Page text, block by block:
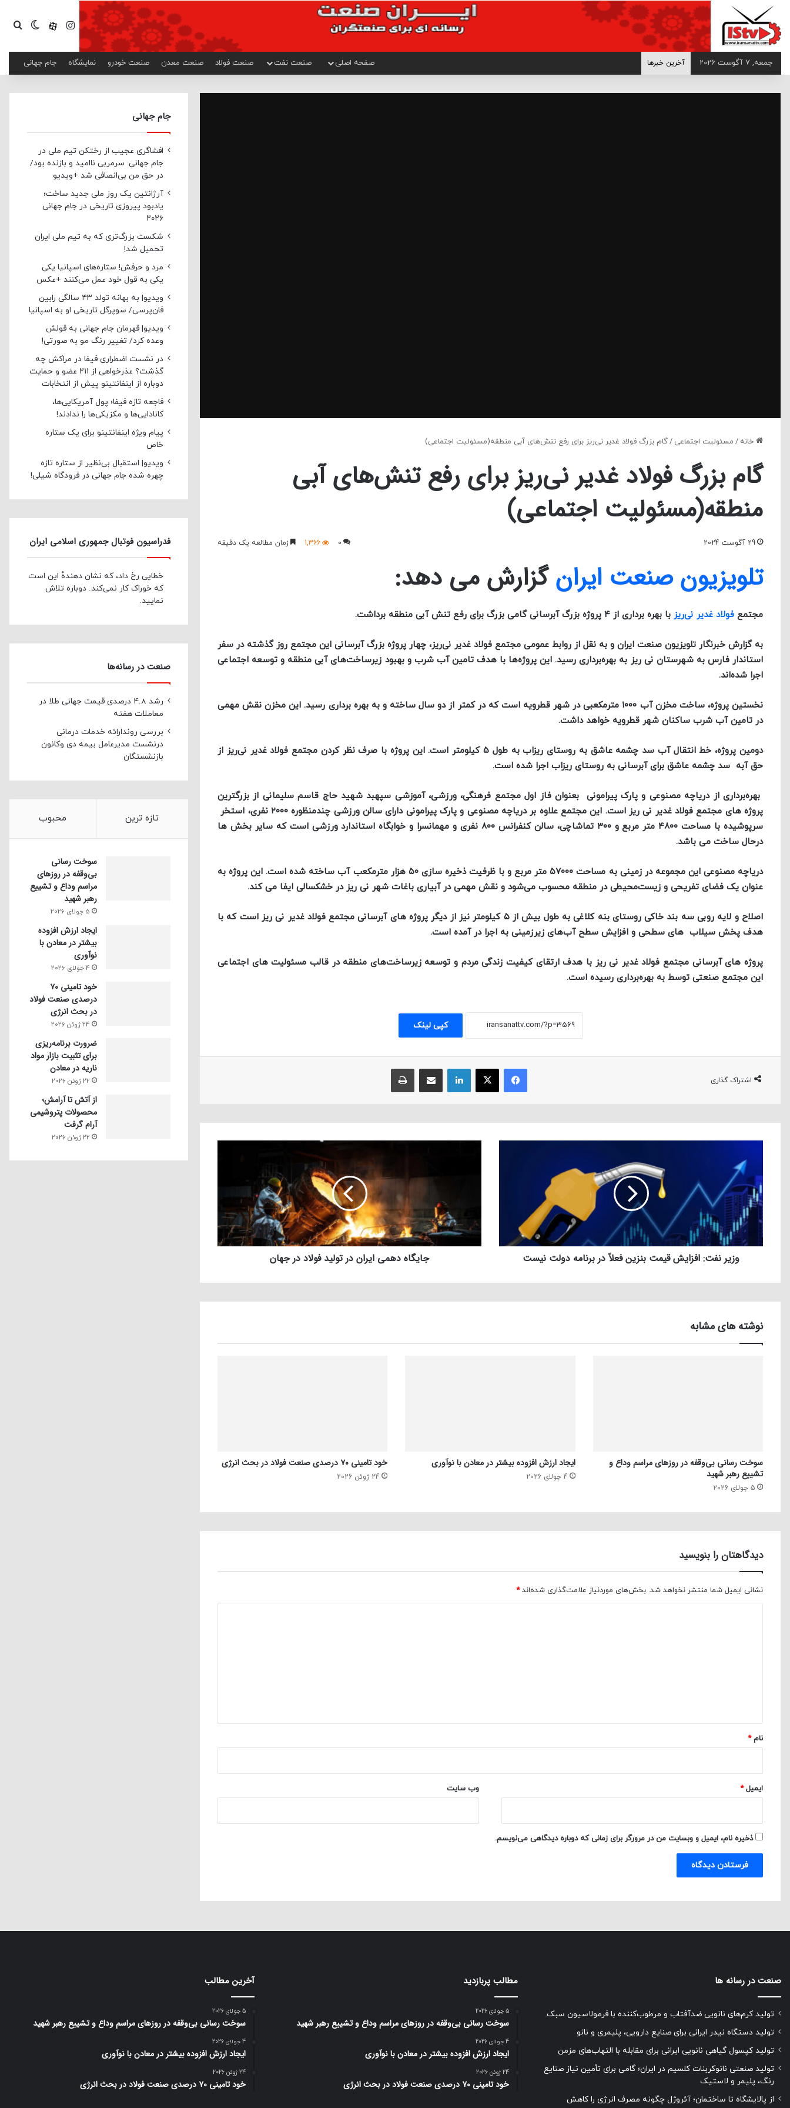
> اینستاگرامآپاراتتغییر
جمعه, 7 آگوست 2026 آخرین خبرها صفحه اصلی صنعت نفت صنعت فولاد صنعت معدن صنعت خودرو نمایشگاه جام جهانی
خانه / مسئولیت اجتماعی /گام بزرگ فولاد غدیر نی‌ریز برای رفع تنش‌های آبی منطقه(مسئولیت اجتماعی)
گام بزرگ فولاد غدیر نی‌ریز برای رفع تنش‌های آبی
منطقه(مسئولیت اجتماعی)
29 آگوست 2024 0
1,366 زمان مطالعه یک دقیقه
تلویزیون صنعت ایرانگزارش می دهد:
مجتمع فولاد غدیر نی‌ریز با بهره برداری از ۴ پروژه بزرگ آبرسانی گامی بزرگ برای رفع تنش آبی منطقه برداشت.
به گزارش خبرنگار تلویزیون صنعت ایران و به نقل از روابط عمومی مجتمع فولاد غدیر نی‌ریز، چهار پروژه بزرگ آبرسانی این مجتمع روز گذشته در سفر
استاندار فارس به شهرستان نی ریز به بهره‌برداری رسید. این پروژه‌ها با هدف تامین آب شرب و بهبود زیرساخت‌های آبی منطقه و توسعه اجتماعی
اجرا شده‌اند.
نخستین پروژه، ساخت مخزن آب ۱۰۰۰ مترمکعبی در شهر قطرویه است که در کمتر از دو سال ساخته و به بهره برداری رسید. این مخزن نقش مهمی
در تامین آب شرب ساکنان شهر قطرویه خواهد داشت.
دومین پروژه، خط انتقال آب سد چشمه عاشق به روستای ریزاب به طول ۵ کیلومتر است. این پروژه با صرف نظر کردن مجتمع فولاد غدیر نی‌ریز از
حق آبه سد چشمه عاشق برای آبرسانی به روستای ریزاب اجرا شده است.
بهره‌برداری از دریاچه مصنوعی و پارک پیرامونی بعنوان فاز اول مجتمع فرهنگی، ورزشی، آموزشی سپهبد شهید حاج قاسم سلیمانی از بزرگترین
پروژه های مجتمع فولاد غدیر نی ریز است. این مجتمع علاوه بر دریاچه مصنوعی و پارک پیرامونی دارای سالن ورزشی چندمنظوره ۲۰۰۰ نفری، استخر
سرپوشیده با مساحت ۴۸۰۰ متر مربع و ۳۰۰ تماشاچی، سالن کنفرانس ۸۰۰ نفری و مهمانسرا و خوابگاه استاندارد ورزشی است که سایر بخش ها
درحال ساخت می باشد‌.
دریاچه مصنوعی این مجموعه در زمینی به مساحت ۵۷۰۰۰ متر مربع و با ظرفیت ذخیره سازی ۵۰ هزار مترمکعب آب ساخته شده است. این پروژه به
عنوان یک فضای تفریحی و زیست‌محیطی در منطقه محسوب می‌شود و نقش مهمی در آبیاری باغات شهر نی ریز در خشکسالی ایفا می کند.
اصلاح و لایه روبی سه بند خاکی روستای بنه کلاغی به طول بیش از ۵ کیلومتر نیز از دیگر پروژه های آبرسانی مجتمع فولاد غدیر نی ریز است که با
هدف پخش سیلاب های سطحی و افزایش سطح آب‌های زیرزمینی به اجرا در آمده است.
پروژه های آبرسانی مجتمع فولاد غدیر نی ریز با هدف ارتقای کیفیت زندگی مردم و توسعه زیرساخت‌های منطقه در قالب مسئولیت های اجتماعی
این مجتمع صنعتی توسط به بهره‌برداری رسیده است.
کپی لینک
اشتراک گذاری
فیسبوک ایکس لینکداین
وزیر نفت: افزایش قیمت بنزین فعلاً در برنامه دولت نیست جایگاه دهمی ایران در تولید فولاد در جهان
نوشته های مشابه
سوخت رسانی بی‌وقفه در روز‌های مراسم وداع و
تشییع رهبر شهید
5 جولای 2026
ایجاد ارزش افزوده بیشتر در معادن با نوآوری
4 جولای 2026
خود تامینی ۷۰ درصدی صنعت فولاد در بحث انرژی
24 ژوئن 2026
دیدگاهتان را بنویسید
نشانی ایمیل شما منتشر نخواهد شد. بخش‌های موردنیاز علامت‌گذاری شده‌اند*
نام*
ایمیل* وب‌ سایت
ذخیره نام، ایمیل و وبسایت من در مرورگر برای زمانی که دوباره دیدگاهی می‌نویسم.
جام جهانی
افشاگری عجیب از رختکن تیم ملی در
جام جهانی: سرمربی ناامید و بازنده بود/
در حق من بی‌انصافی شد +ویدیو
آرژانتین یک روز ملی جدید ساخت؛
یادبود پیروزی تاریخی در جام جهانی
۲۰۲۶
شکست بزرگ‌تری که به تیم ملی ایران
تحمیل شد!
مرد و حرفش! ستاره‌های اسپانیا یکی
یکی به قول خود عمل می‌کنند +عکس
ویدیو| به بهانه تولد ۴۳ سالگی رابین
فان‌پرسی/ سوپرگل تاریخی او به اسپانیا
ویدیو| قهرمان جام جهانی به قولش
وعده کرد/ تغییر رنگ مو به صورتی!
در نشست اضطراری فیفا در مراکش چه
گذشت؟ عذرخواهی از ۲۱۱ عضو و حمایت
دوباره از اینفانتینو پیش از انتخابات
فاجعه تازه فیفا؛ پول آمریکایی‌ها،
کانادایی‌ها و مکزیکی‌ها را ندادند!
پیام ویژه اینفانتینو برای یک ستاره
خاص
ویدیو| استقبال بی‌نظیر از ستاره تازه
چهره شده جام جهانی در فرودگاه شیلی!
فدراسیون فوتبال جمهوری اسلامی ایران
خطایی رخ داد، که نشان دهندهٔ این است
که خوراک کار نمی‌کند. دوباره تلاش
نمایید.
صنعت در رسانه‌ها
رشد 4.8 درصدی قیمت جهانی طلا در
معاملات هفته
بررسی روندارائه خدمات درمانی
درنشست مدیرعامل بیمه دی وکانون
بازنشستگان
تازه ترین محبوب
سوخت رسانی
بی‌وقفه در روز‌های
مراسم وداع و تشییع
رهبر شهید
5 جولای 2026
ایجاد ارزش افزوده
بیشتر در معادن با
نوآوری
4 جولای 2026
خود تامینی ۷۰
درصدی صنعت فولاد
در بحث انرژی
24 ژوئن 2026
ضرورت برنامه‌ریزی
برای تثبیت بازار مواد
ناریه در معادن
22 ژوئن 2026
از آتش تا آرامش؛
محصولات پتروشیمی
آرام گرفت
22 ژوئن 2026
صنعت در رسانه ها
تولید کرم‌های نانویی ضدآفتاب و مرطوب‌کننده با فرمولاسیون سبک
تولید دستگاه نیدر ایرانی برای صنایع دارویی، پلیمری و نانو
تولید کپسول گیاهی نانویی ایرانی برای مقابله با التهاب‌های مزمن
تولید صنعتی نانوکربنات کلسیم در ایران؛ گامی برای تأمین نیاز صنایع
رنگ، پلیمر و لاستیک
از پالایشگاه تا ساختمان؛ آئروژل چگونه مصرف انرژی را کاهش
مطالب پربازدید
5 جولای 2026
سوخت رسانی بی‌وقفه در روز‌های مراسم وداع و تشییع رهبر شهید
4 جولای 2026
ایجاد ارزش افزوده بیشتر در معادن با نوآوری
24 ژوئن 2026
خود تامینی ۷۰ درصدی صنعت فولاد در بحث انرژی
آخرین مطالب
5 جولای 2026
سوخت رسانی بی‌وقفه در روز‌های مراسم وداع و تشییع رهبر شهید
4 جولای 2026
ایجاد ارزش افزوده بیشتر در معادن با نوآوری
24 ژوئن 2026
خود تامینی ۷۰ درصدی صنعت فولاد در بحث انرژی